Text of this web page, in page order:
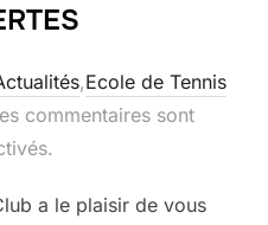
,Ecole de Tennis
commentaires sont
a le plaisir de vous